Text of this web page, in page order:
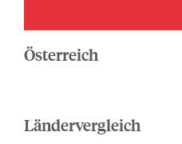
Österreich
Ländervergleich